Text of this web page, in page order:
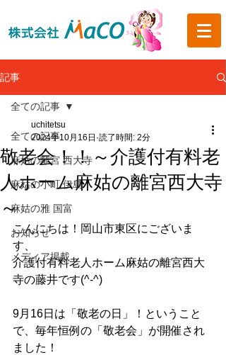
記事
全ての記事
麻姑の離宮 西大寺
麻姑の小町 伊島
麻姑の雅 国富
お知らせ
メディア掲載
全ての記事
敬老会！！～介護付有料老
人ホーム麻姑の離宮西大寺
～
uchitetsu
2024年10月16日 読了時間: 2分
こんにちは！岡山市東区にございま
す、
介護付有料老人ホーム麻姑の離宮西大
寺の藤井です(^-^)
9月16日は「敬老の日」！ということ
で、毎年恒例の「敬老会」が開催され
ました！